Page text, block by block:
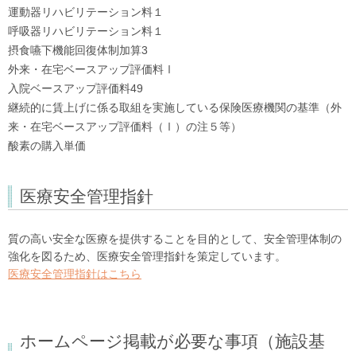
運動器リハビリテーション料１
呼吸器リハビリテーション料１
摂食嚥下機能回復体制加算3
外来・在宅ベースアップ評価料Ⅰ
入院ベースアップ評価料49
継続的に賃上げに係る取組を実施している保険医療機関の基準（外
来・在宅ベースアップ評価料（Ⅰ）の注５等）
酸素の購入単価
医療安全管理指針
質の高い安全な医療を提供することを目的として、安全管理体制の
強化を図るため、医療安全管理指針を策定しています。
医療安全管理指針はこちら
ホームページ掲載が必要な事項（施設基